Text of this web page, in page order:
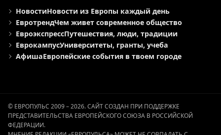
НовостиНовости из Европы каждый день
ЕвротрендЧем живет современное общество
ЕвроэкспрессПутешествия, люди, традиции
ЕврокампусУниверситеты, гранты, учеба
АфишаЕвропейские события в твоем городе
© ЕВРОПУЛЬС 2009 – 2026. САЙТ СОЗДАН ПРИ ПОДДЕРЖКЕ
ПРЕДСТАВИТЕЛЬСТВА ЕВРОПЕЙСКОГО СОЮЗА В РОССИЙСКОЙ
ФЕДЕРАЦИИ.